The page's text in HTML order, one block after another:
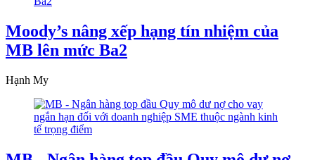
Moody’s nâng xếp hạng tín nhiệm của
MB lên mức Ba2
Hạnh My